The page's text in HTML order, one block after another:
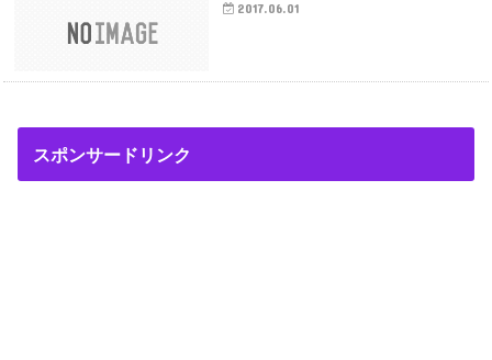
2017.06.01
スポンサードリンク